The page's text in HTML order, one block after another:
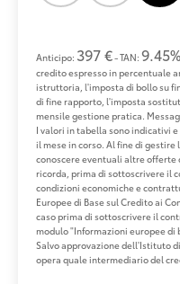
Anticipo: 397 €- TAN: 9.45%
credito espresso in percentuale
istruttoria, l'imposta di bollo su
di fine rapporto, l'imposta
mensile gestione pratica.
I valori in tabella sono indicativi
il mese in corso. Al fine di gestire
conoscere eventuali altre
ricorda, prima di sottoscrivere il
condizioni economiche e
Europee di Base sul Credito ai
caso prima di sottoscrivere il
modulo "Informazioni europee di
Salvo approvazione dell'Istituto
opera quale intermediario del